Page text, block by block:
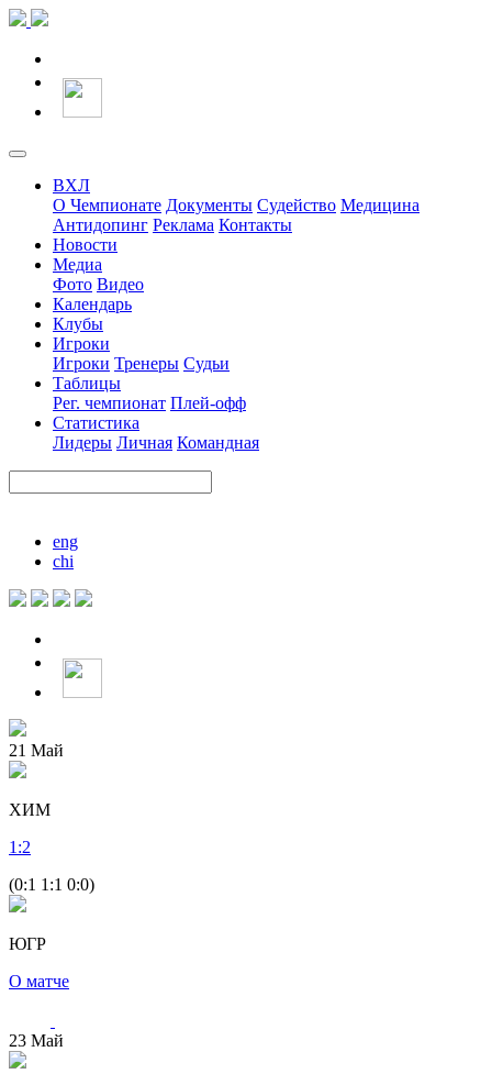
ВХЛ
О Чемпионате Документы Судейство Медицина
Антидопинг Реклама Контакты
Новости
Медиа
Фото Видео
Календарь
Клубы
Игроки
Игроки Тренеры Судьи
Таблицы
Рег. чемпионат Плей-офф
Статистика
Лидеры Личная Командная
eng
chi
21 Май
ХИМ
1 :2
(0:1 1:1 0:0)
ЮГР
О матче
23 Май